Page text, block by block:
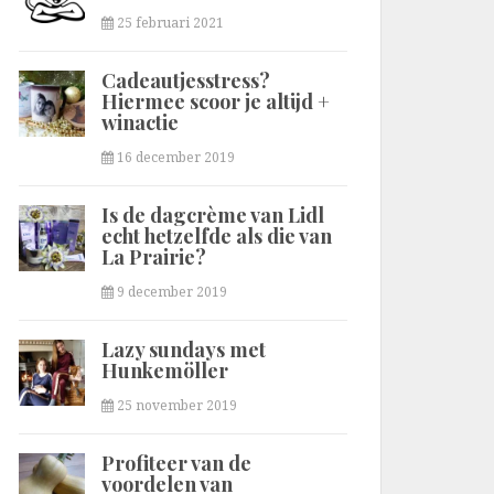
25 februari 2021
Cadeautjesstress?
Hiermee scoor je altijd +
winactie
16 december 2019
Is de dagcrème van Lidl
echt hetzelfde als die van
La Prairie?
9 december 2019
Lazy sundays met
Hunkemöller
25 november 2019
Profiteer van de
voordelen van